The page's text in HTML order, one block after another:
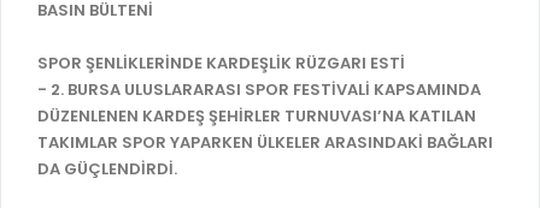
BİLGİ EDİNME
MECLİS
MECLİS ÜYELERİ
KOMİSYON ÜYELERİ
BAŞVURU / KAYIT / SORGU
ORKESTRA KAYIT
SEYAHAT KARTI SORGULAMA
BASIN BÜLTENİ
SPOR ŞENLİKLERİNDE KARDEŞLİK RÜZGARI ESTİ
- 2. BURSA ULUSLARARASI SPOR FESTİVALİ KAPSAMINDA
DÜZENLENEN KARDEŞ ŞEHİRLER TURNUVASI’NA KATILAN
TAKIMLAR SPOR YAPARKEN ÜLKELER ARASINDAKİ BAĞLARI
DA GÜÇLENDİRDİ.